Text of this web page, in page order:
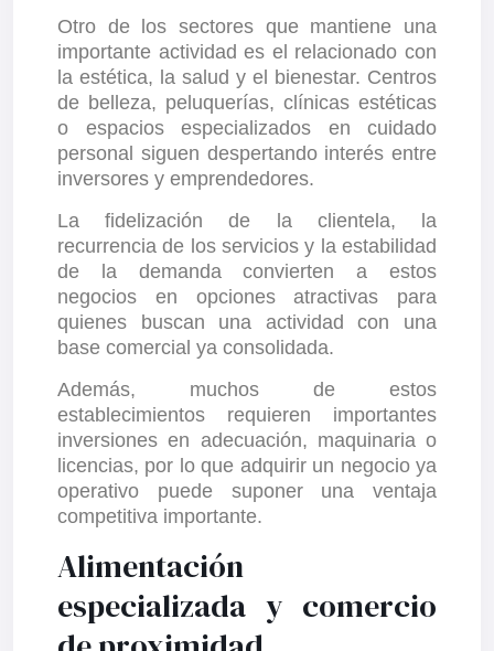
Otro de los sectores que mantiene una
importante actividad es el relacionado con
la estética, la salud y el bienestar. Centros
de belleza, peluquerías, clínicas estéticas
o espacios especializados en cuidado
personal siguen despertando interés entre
inversores y emprendedores.
La fidelización de la clientela, la
recurrencia de los servicios y la estabilidad
de la demanda convierten a estos
negocios en opciones atractivas para
quienes buscan una actividad con una
base comercial ya consolidada.
Además, muchos de estos
establecimientos requieren importantes
inversiones en adecuación, maquinaria o
licencias, por lo que adquirir un negocio ya
operativo puede suponer una ventaja
competitiva importante.
Alimentación
especializada y comercio